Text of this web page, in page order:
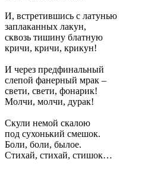
И, встретившись с латунью
заплаканных лакун,
сквозь тишину блатную
кричи, кричи, крикун!
И через предфинальный
слепой фанерный мрак –
свети, свети, фонарик!
Молчи, молчи, дурак!
Скули немой скалою
под сухонький смешок.
Боли, боли, былое.
Стихай, стихай, стишок…